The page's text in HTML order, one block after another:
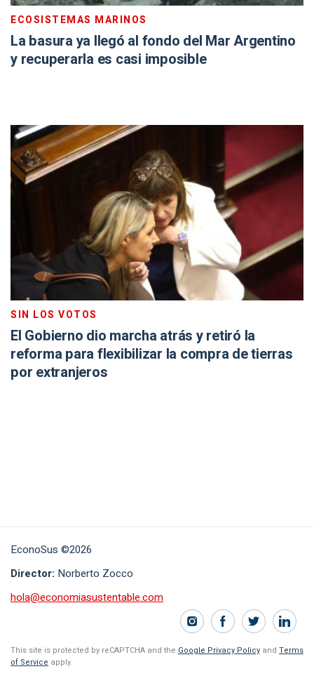
ECOSISTEMAS MARINOS
La basura ya llegó al fondo del Mar Argentino
y recuperarla es casi imposible
SIN LOS VOTOS
El Gobierno dio marcha atrás y retiró la
reforma para flexibilizar la compra de tierras
por extranjeros
EconoSus ©2026
Director: Norberto Zocco
hola@economiasustentable.com
This site is protected by reCAPTCHA and the Google Privacy Policy and Terms
of Service apply.